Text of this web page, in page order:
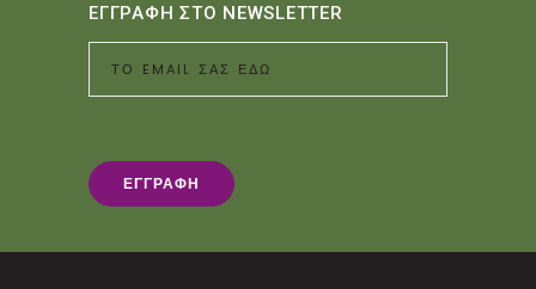
ΕΓΓΡΑΦΗ ΣΤΟ NEWSLETTER